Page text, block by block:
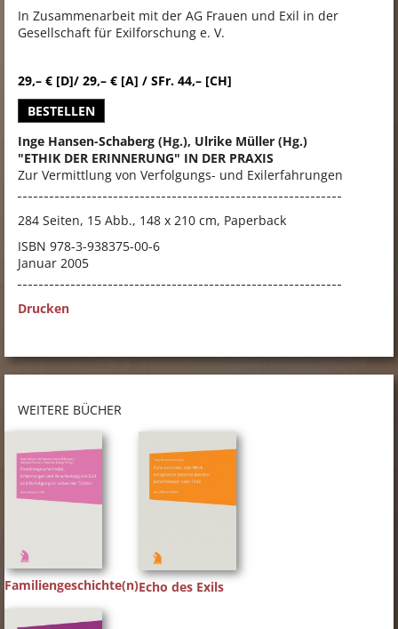
In Zusammenarbeit mit der AG Frauen und Exil in der
Gesellschaft für Exilforschung e. V.
29,– € [D]/ 29,– € [A] / SFr. 44,– [CH]
BESTELLEN
Inge Hansen-Schaberg (Hg.), Ulrike Müller (Hg.)
"ETHIK DER ERINNERUNG" IN DER PRAXIS
Zur Vermittlung von Verfolgungs- und Exilerfahrungen
284 Seiten, 15 Abb., 148 x 210 cm, Paperback
ISBN 978-3-938375-00-6
Januar 2005
Drucken
WEITERE BÜCHER
Familiengeschichte(n)Echo des Exils